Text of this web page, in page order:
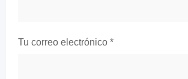
Tu correo electrónico *